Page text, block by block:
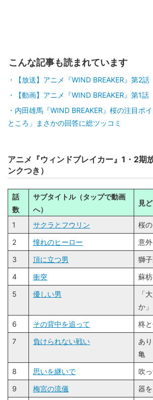
こんな記事も読まれています
【放送】アニメ『WIND BREAKER』第2話
【動画】アニメ『WIND BREAKER』第1話
内田雄馬『WIND BREAKER』桜の注目ポ
ところ」まさかの回答に総ツッコミ
アニメ『ウィンドブレイカー』1・2期
ンクつき）
話
数
サブタイトル（タップで動画
へ）
見
1 サクラとフウリン
桜
2
憧れのヒーロー
意
3
頂に⽴つ男
獅
4
衝突
蘇
5
優しい男
「
か」
6
その背中を追って
柊
7
負けられない戦い
あ
亀
8
思いを継いで
吹
9
梅宮の流儀
器